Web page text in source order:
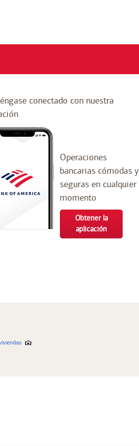
conectado con nuestra
Operaciones
bancarias cómodas y
seguras en cualquier
momento
Obtener la
aplicación